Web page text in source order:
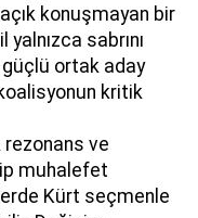
konuşmayan bir
sabrını
güçlü ortak aday
kritik
ve
muhalefet
Kürt seçmenle